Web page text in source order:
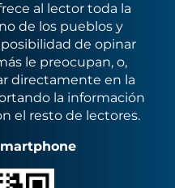
al lector toda la
de los pueblos y
posibilidad de opinar
le preocupan, o,
directamente en la
la información
el resto de lectores.